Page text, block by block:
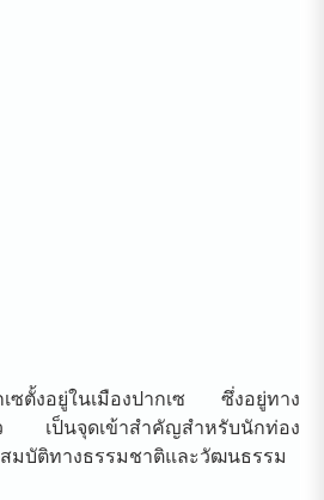
ซตั้งอยู่ในเมืองปากเซ ซึ่งอยู่ทาง
ว เป็นจุดเข้าสำคัญสำหรับนักท่อง
มบัติทางธรรมชาติและวัฒนธรรม